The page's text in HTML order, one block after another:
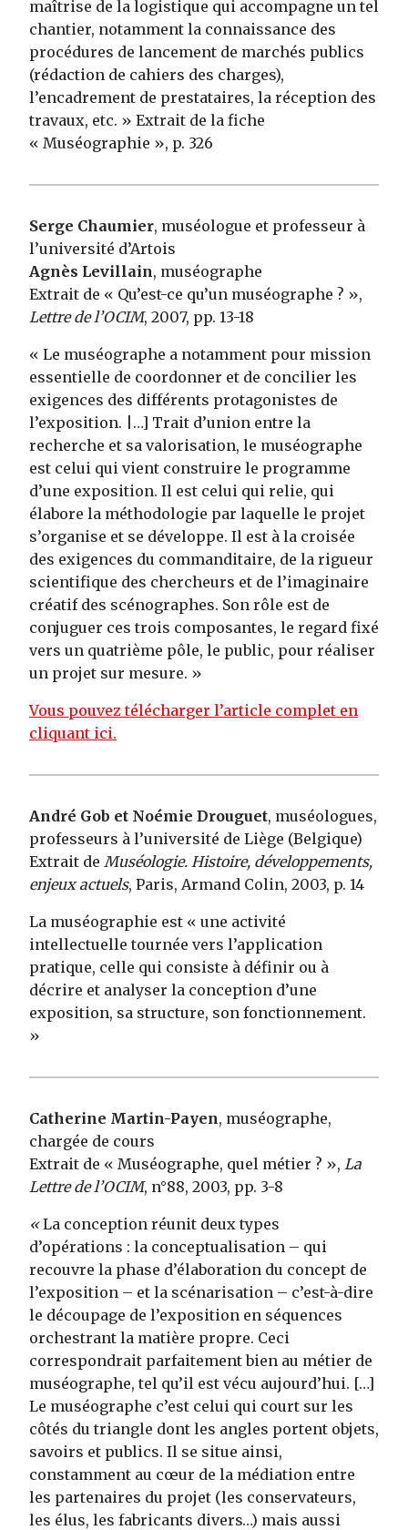
maîtrise de la logistique qui accompagne un tel
chantier, notamment la connaissance des
procédures de lancement de marchés publics
(rédaction de cahiers des charges),
l’encadrement de prestataires, la réception des
travaux, etc. » Extrait de la fiche
« Muséographie », p. 326
Serge Chaumier, muséologue et professeur à
l’université d’Artois
Agnès Levillain, muséographe
Extrait de « Qu’est-ce qu’un muséographe ? »,
Lettre de l’OCIM, 2007, pp. 13-18
« Le muséographe a notamment pour mission
essentielle de coordonner et de concilier les
exigences des différents protagonistes de
l’exposition. |…] Trait d’union entre la
recherche et sa valorisation, le muséographe
est celui qui vient construire le programme
d’une exposition. Il est celui qui relie, qui
élabore la méthodologie par laquelle le projet
s’organise et se développe. Il est à la croisée
des exigences du commanditaire, de la rigueur
scientifique des chercheurs et de l’imaginaire
créatif des scénographes. Son rôle est de
conjuguer ces trois composantes, le regard fixé
vers un quatrième pôle, le public, pour réaliser
un projet sur mesure. »
Vous pouvez télécharger l’article complet en
cliquant ici.
André Gob et Noémie Drouguet, muséologues,
professeurs à l’université de Liège (Belgique)
Extrait de Muséologie. Histoire, développements,
enjeux actuels, Paris, Armand Colin, 2003, p. 14
La muséographie est « une activité
intellectuelle tournée vers l’application
pratique, celle qui consiste à définir ou à
décrire et analyser la conception d’une
exposition, sa structure, son fonctionnement.
»
Catherine Martin-Payen, muséographe,
chargée de cours
Extrait de « Muséographe, quel métier ? », La
Lettre de l’OCIM, n°88, 2003, pp. 3-8
«La conception réunit deux types
d’opérations : la conceptualisation – qui
recouvre la phase d’élaboration du concept de
l’exposition – et la scénarisation – c’est-à-dire
le découpage de l’exposition en séquences
orchestrant la matière propre. Ceci
correspondrait parfaitement bien au métier de
muséographe, tel qu’il est vécu aujourd’hui. […]
Le muséographe c’est celui qui court sur les
côtés du triangle dont les angles portent objets,
savoirs et publics. Il se situe ainsi,
constamment au cœur de la médiation entre
les partenaires du projet (les conservateurs,
les élus, les fabricants divers…) mais aussi